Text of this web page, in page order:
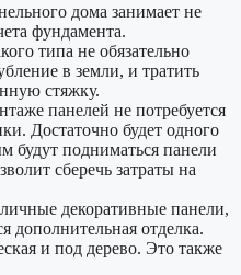
дома занимает не
фундамента.
типа не обязательно
в земли, и тратить
стяжку.
панелей не потребуется
Достаточно будет одного
будут подниматься панели
сберечь затраты на
декоративные панели,
дополнительная отделка.
и под дерево. Это также